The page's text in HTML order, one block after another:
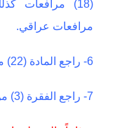
مرافعات عراقي.
6- راجع المادة (22) مرافعات عراقي.
7- راجع الفقرة (3) من المادة (23) مرافعات عراقي.